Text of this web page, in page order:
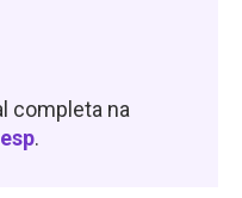
completa na
.